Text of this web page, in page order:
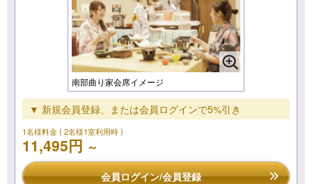
南部曲り家会席イメージ
▼ 新規会員登録、または会員ログインで5%引き
1名様料金( 2名様1室利用時 )
11,495円 ～
会員ログイン/会員登録